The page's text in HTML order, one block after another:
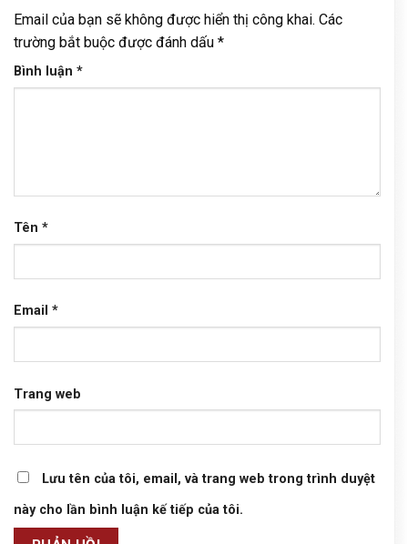
Email của bạn sẽ không được hiển thị công khai. Các
trường bắt buộc được đánh dấu *
Bình luận *
Tên *
Email *
Trang web
Lưu tên của tôi, email, và trang web trong trình duyệt
này cho lần bình luận kế tiếp của tôi.